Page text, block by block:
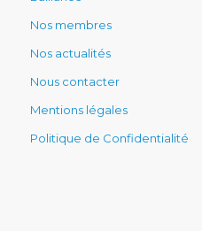
Nos membres
Nos actualités
Nous contacter
Mentions légales
Politique de Confidentialité